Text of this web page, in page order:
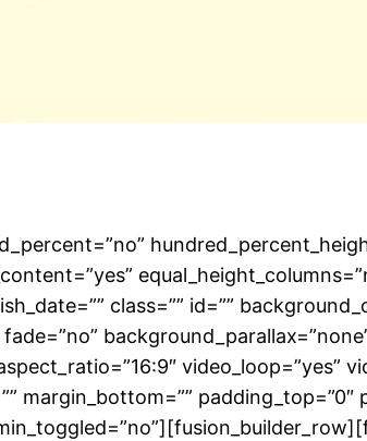
class=”” id=””
video_loop=”yes”
margin_bottom=””